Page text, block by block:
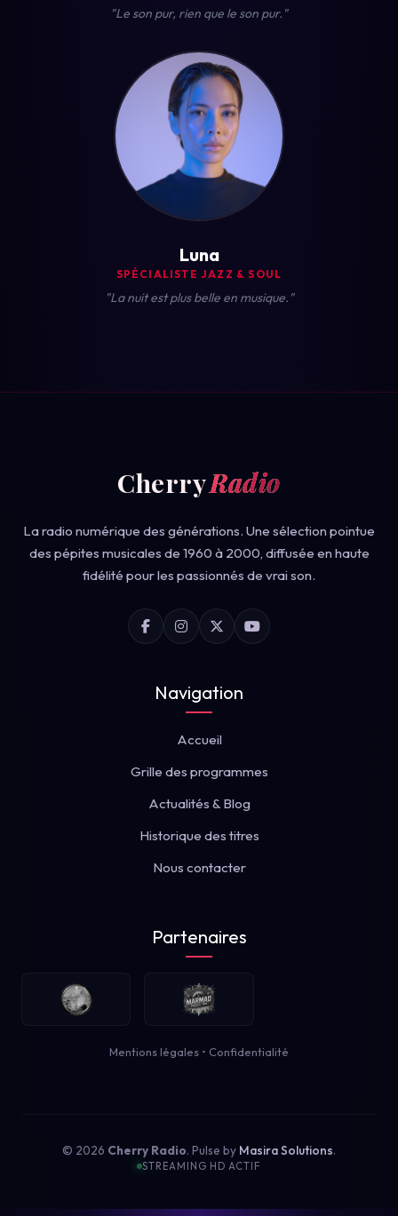
"Le son pur, rien que le son pur."
Luna
SPÉCIALISTE JAZZ & SOUL
"La nuit est plus belle en musique."
CherryRadio
La radio numérique des générations. Une sélection pointue
des pépites musicales de 1960 à 2000, diffusée en haute
fidélité pour les passionnés de vrai son.
Navigation
Accueil
Grille des programmes
Actualités & Blog
Historique des titres
Nous contacter
Partenaires
Mentions légales • Confidentialité
© 2026 Cherry Radio. Pulse by Masira Solutions.
STREAMING HD ACTIF